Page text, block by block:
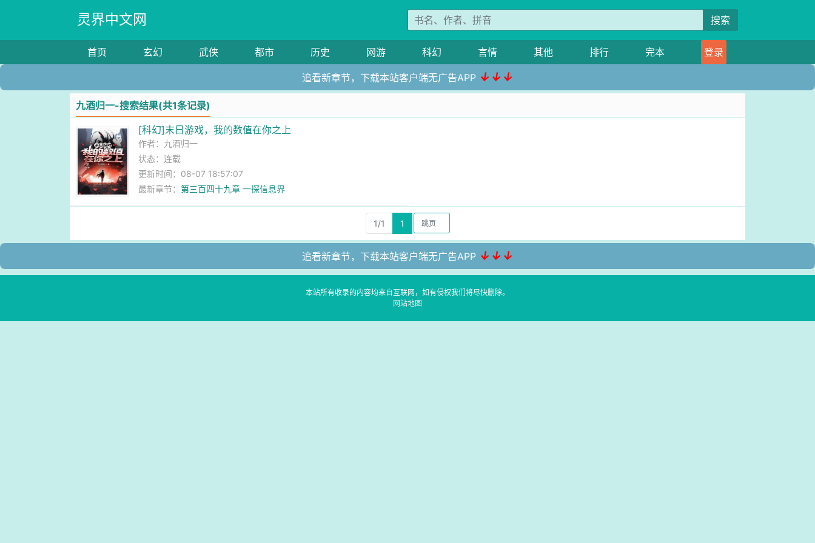
灵界中文网 搜索
首页 玄幻 武侠 都市 历史 网游 科幻 言情 其他 排行 完本 登录
追看新章节，下载本站客户端无广告APP ↓↓↓
九酒归一-搜索结果(共1条记录)
[科幻]末日游戏，我的数值在你之上
作者： 九酒归一
状态：连载
更新时间：08-07 18:57:07
最新章节：第三百四十九章 一探信息界
1/1 1
追看新章节，下载本站客户端无广告APP ↓↓↓
本站所有收录的内容均来自互联网，如有侵权我们将尽快删除。
网站地图